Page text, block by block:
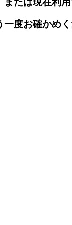
一度お確かめ